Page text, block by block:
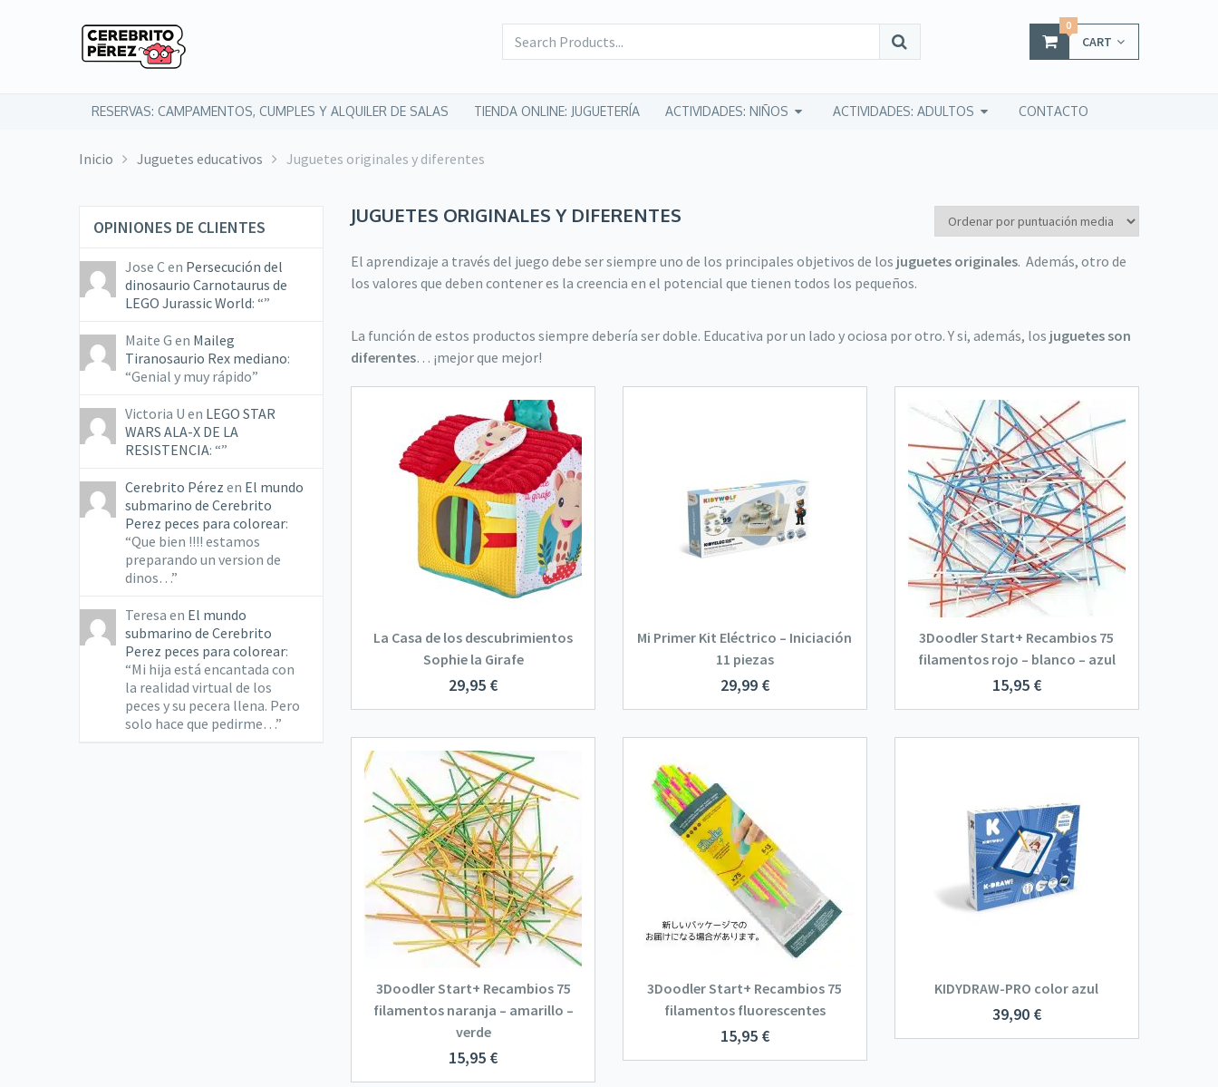
CART
0
RESERVAS: CAMPAMENTOS, CUMPLES Y ALQUILER DE SALAS TIENDA ONLINE: JUGUETERÍA ACTIVIDADES: NIÑOS ACTIVIDADES: ADULTOS CONTACTO
Inicio Juguetes educativos Juguetes originales y diferentes
JUGUETES ORIGINALES Y DIFERENTES
El aprendizaje a través del juego debe ser siempre uno de los principales objetivos de los juguetes originales. Además, otro de
los valores que deben contener es la creencia en el potencial que tienen todos los pequeños.
La función de estos productos siempre debería ser doble. Educativa por un lado y ociosa por otro. Y si, además, los juguetes son
diferentes… ¡mejor que mejor!
La Casa de los descubrimientos
Sophie la Girafe
29,95 €
Mi Primer Kit Eléctrico – Iniciación
11 piezas
29,99 €
3Doodler Start+ Recambios 75
filamentos rojo – blanco – azul
15,95 €
3Doodler Start+ Recambios 75
filamentos naranja – amarillo –
verde
15,95 €
3Doodler Start+ Recambios 75
filamentos fluorescentes
15,95 €
KIDYDRAW-PRO color azul
39,90 €
OPINIONES DE CLIENTES
Jose Cen Persecución del
dinosaurio Carnotaurus de
LEGO Jurassic World: “”
Maite G en Maileg
Tiranosaurio Rex mediano:
“Genial y muy rápido”
Victoria U en LEGO STAR
WARS ALA-X DE LA
RESISTENCIA: “”
Cerebrito Pérez en El mundo
submarino de Cerebrito
Perez peces para colorear:
“Que bien !!!! estamos
preparando un version de
dinos… ”
Teresa en El mundo
submarino de Cerebrito
Perez peces para colorear:
“Mi hija está encantada con
la realidad virtual de los
peces y su pecera llena. Pero
solo hace que pedirme… ”